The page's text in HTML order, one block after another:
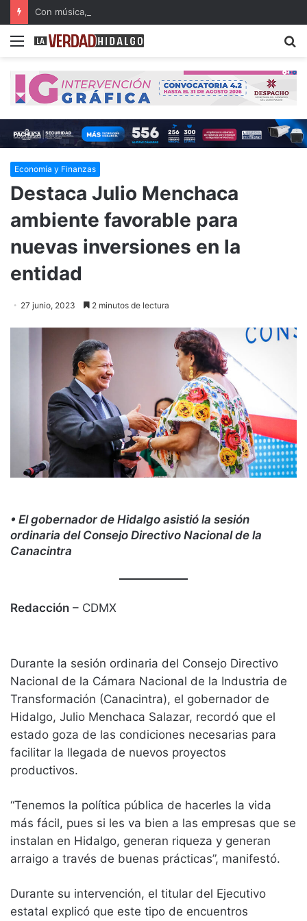
Menu
Economía y Finanzas
Destaca Julio Menchaca
ambiente favorable para
nuevas inversiones en la
entidad
27 junio, 2023 2 minutos de lectura
• El gobernador de Hidalgo asistió la sesión
ordinaria del Consejo Directivo Nacional de la
Canacintra
Redacción – CDMX
Durante la sesión ordinaria del Consejo Directivo
Nacional de la Cámara Nacional de la Industria de
Transformación (Canacintra), el gobernador de
Hidalgo, Julio Menchaca Salazar, recordó que el
estado goza de las condiciones necesarias para
facilitar la llegada de nuevos proyectos
productivos.
“Tenemos la política pública de hacerles la vida
más fácil, pues si les va bien a las empresas que se
instalan en Hidalgo, generan riqueza y generan
arraigo a través de buenas prácticas”, manifestó.
Durante su intervención, el titular del Ejecutivo
estatal explicó que este tipo de encuentros